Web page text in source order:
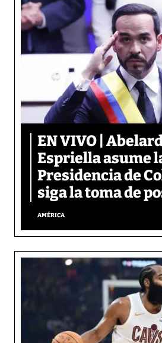
EN VIVO |
Espriella asume
Presidencia de
siga la toma de
AMÉRICA